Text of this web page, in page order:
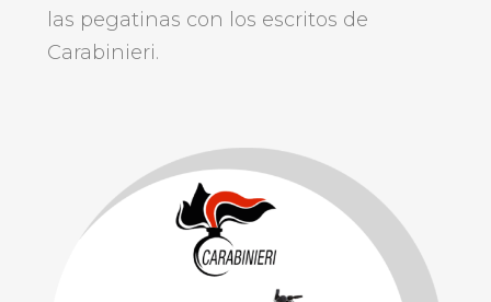
las pegatinas con los escritos de
Carabinieri.